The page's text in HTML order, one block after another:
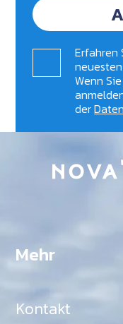
Erfahren
Wenn
der
Mehr
Kontakt